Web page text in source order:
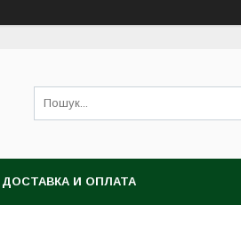
ДОСТАВКА И ОПЛАТА